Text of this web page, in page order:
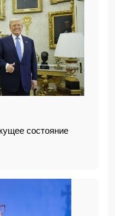
состояние